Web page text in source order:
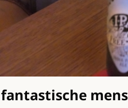
fantastische